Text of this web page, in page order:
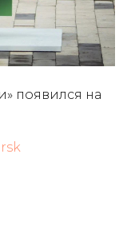
появился на